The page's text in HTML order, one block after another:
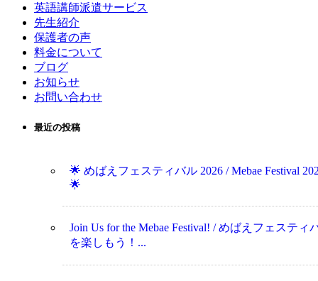
英語講師派遣サービス
先生紹介
保護者の声
料金について
ブログ
お知らせ
お問い合わせ
最近の投稿
🌟 めばえフェスティバル 2026 / Mebae Festival
🌟
Join Us for the Mebae Festival! / めばえフェスティ
を楽しもう！...